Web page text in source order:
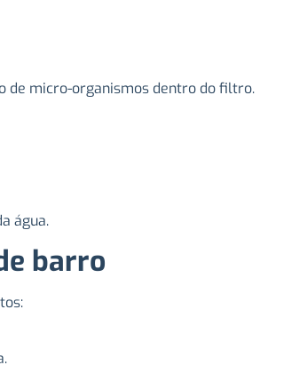
de micro-organismos dentro do filtro.
água.
barro